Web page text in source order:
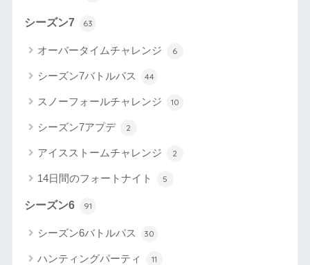
シーズン7 63
オーバータイムチャレンジ 6
シーズン7バトルパス 44
スノーフォールチャレンジ 10
シーズン7アプデ 2
アイスストームチャレンジ 2
14日間のフォートナイト 5
シーズン6 91
シーズン6バトルパス 30
ハンティングパーティ 11